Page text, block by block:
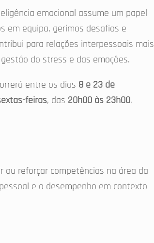
emocional assume um papel
em equipa, gerimos desafios e
para relações interpessoais mais
do stress e das emoções.
entre os dias 8 e 23 de
feiras, das 20h00 às 23h00,
reforçar competências na área da
e o desempenho em contexto